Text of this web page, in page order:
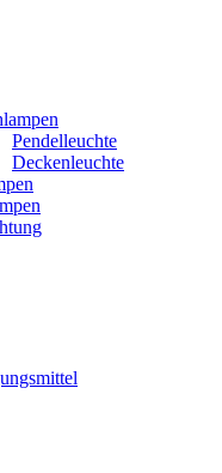
Pendelleuchte
Deckenleuchte